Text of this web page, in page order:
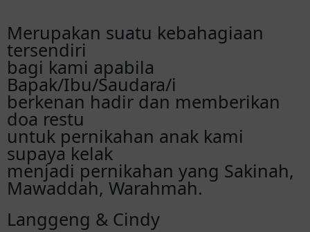
Selamat atas pernikahannya, semoga selalu
di berikan kemudahan dalam menjalani
kerumitan berumah tangga.
Joko
Selamat menempuh hidup baru langgeng
dan cindy
Eka kel. bulu lor
Selamat menempuh hidup baru, semoga
Merupakan suatu kebahagiaan
tersendiri
bagi kami apabila
Bapak/Ibu/Saudara/i
berkenan hadir dan memberikan
doa restu
untuk pernikahan anak kami
supaya kelak
menjadi pernikahan yang Sakinah,
Mawaddah, Warahmah.
Langgeng & Cindy